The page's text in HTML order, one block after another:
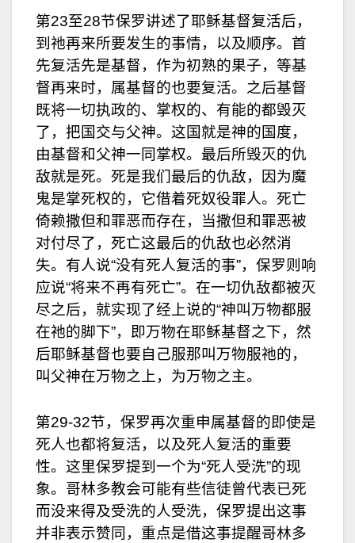
第23至28节保罗讲述了耶稣基督复活后，
到祂再来所要发生的事情，以及顺序。首
先复活先是基督，作为初熟的果子，等基
督再来时，属基督的也要复活。之后基督
既将一切执政的、掌权的、有能的都毁灭
了，把国交与父神。这国就是神的国度，
由基督和父神一同掌权。最后所毁灭的仇
敌就是死。死是我们最后的仇敌，因为魔
鬼是掌死权的，它借着死奴役罪人。死亡
倚赖撒但和罪恶而存在，当撒但和罪恶被
对付尽了，死亡这最后的仇敌也必然消
失。有人说“没有死人复活的事”，保罗则响
应说“将来不再有死亡”。在一切仇敌都被灭
尽之后，就实现了经上说的“神叫万物都服
在祂的脚下”，即万物在耶稣基督之下，然
后耶稣基督也要自己服那叫万物服祂的，
叫父神在万物之上，为万物之主。
第29-32节，保罗再次重申属基督的即使是
死人也都将复活，以及死人复活的重要
性。这里保罗提到一个为“死人受洗”的现
象。哥林多教会可能有些信徒曾代表已死
而没来得及受洗的人受洗，保罗提出这事
并非表示赞同，重点是借这事提醒哥林多